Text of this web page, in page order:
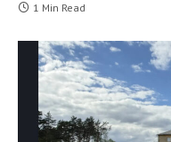
1 Min Read